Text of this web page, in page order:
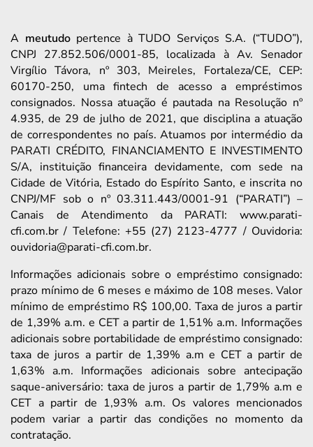
A meutudopertence à TUDO Serviços S.A. (“TUDO”),
CNPJ 27.852.506/0001-85, localizada à Av. Senador
Virgílio Távora, nº 303, Meireles, Fortaleza/CE, CEP:
60170-250, uma fintech de acesso a empréstimos
consignados. Nossa atuação é pautada na Resolução nº
4.935, de 29 de julho de 2021, que disciplina a atuação
de correspondentes no país. Atuamos por intermédio da
PARATI CRÉDITO, FINANCIAMENTO E INVESTIMENTO
S/A, instituição financeira devidamente, com sede na
Cidade de Vitória, Estado do Espírito Santo, e inscrita no
CNPJ/MF sob o nº 03.311.443/0001-91 (“PARATI”) –
Canais de Atendimento da PARATI: www.parati-
cfi.com.br / Telefone: +55 (27) 2123-4777 / Ouvidoria:
ouvidoria@parati-cfi.com.br.
Informações adicionais sobre o empréstimo consignado:
prazo mínimo de 6 meses e máximo de 108 meses. Valor
mínimo de empréstimo R$ 100,00. Taxa de juros a partir
de 1,39% a.m. e CET a partir de 1,51% a.m. Informações
adicionais sobre portabilidade de empréstimo consignado:
taxa de juros a partir de 1,39% a.m e CET a partir de
1,63% a.m. Informações adicionais sobre antecipação
saque-aniversário: taxa de juros a partir de 1,79% a.m e
CET a partir de 1,93% a.m. Os valores mencionados
podem variar a partir das condições no momento da
contratação.